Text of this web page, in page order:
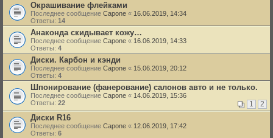
Окрашивание флейками
Последнее сообщение Capone « 16.06.2019, 14:34
Ответы: 14
Анаконда скидывает кожу…
Последнее сообщение Capone « 16.06.2019, 14:33
Ответы: 4
Диски. Карбон и кэнди
Последнее сообщение Capone « 15.06.2019, 20:12
Ответы: 4
Шпонирование (фанерование) салонов авто и не только.
Последнее сообщение Capone « 14.06.2019, 15:36
Ответы: 22 1 2
Диски R16
Последнее сообщение Capone « 12.06.2019, 17:42
Ответы: 6